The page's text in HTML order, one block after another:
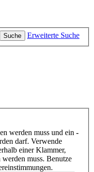
Suche
Erweiterte Suche
werden muss und ein -
darf. Verwende
einer Klammer,
muss. Benutze